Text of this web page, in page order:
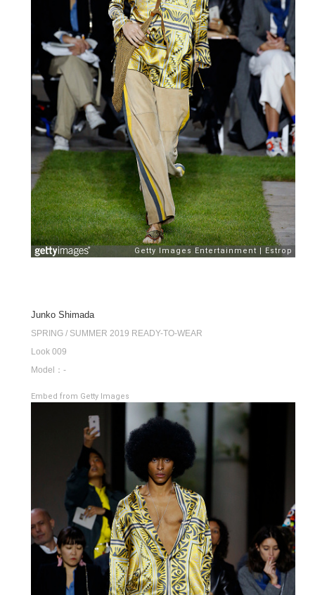
Junko Shimada
SPRING / SUMMER 2019 READY-TO-WEAR
Look 009
Model：-
Embed from Getty Images